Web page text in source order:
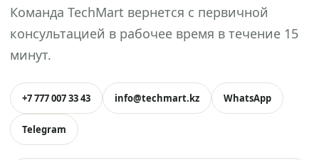
Команда TechMart вернется с первичной
консультацией в рабочее время в течение 15
минут.
+7 777 007 33 43 info@techmart.kz WhatsApp
Telegram